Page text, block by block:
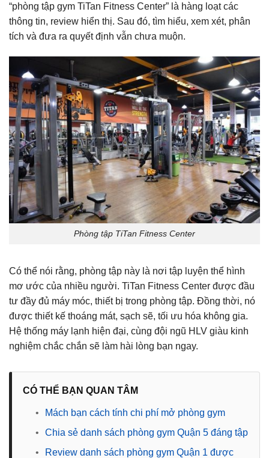
“phòng tập gym TiTan Fitness Center” là hàng loạt các
thông tin, review hiển thị. Sau đó, tìm hiểu, xem xét, phân
tích và đưa ra quyết định vẫn chưa muộn.
Phòng tập TiTan Fitness Center
Có thể nói rằng, phòng tập này là nơi tập luyện thể hình
mơ ước của nhiều người. TiTan Fitness Center được đầu
tư đầy đủ máy móc, thiết bị trong phòng tập. Đồng thời, nó
được thiết kế thoáng mát, sạch sẽ, tối ưu hóa không gia.
Hệ thống máy lạnh hiện đại, cùng đội ngũ HLV giàu kinh
nghiệm chắc chắn sẽ làm hài lòng bạn ngay.
CÓ THỂ BẠN QUAN TÂM
•
Mách bạn cách tính chi phí mở phòng gym
•
Chia sẻ danh sách phòng gym Quận 5 đáng tập
•
Review danh sách phòng gym Quận 1 được